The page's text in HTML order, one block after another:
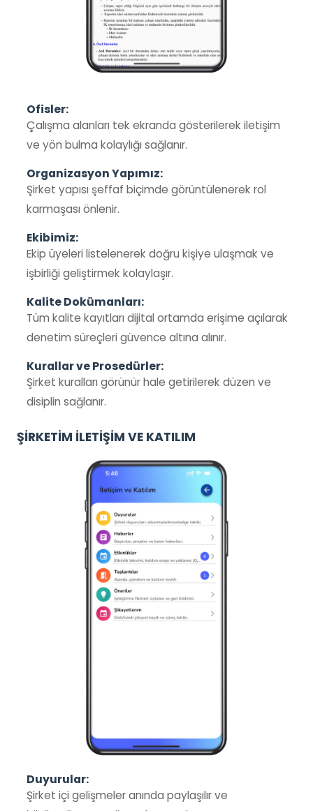
Ofisler:
Çalışma alanları tek ekranda gösterilerek iletişim
ve yön bulma kolaylığı sağlanır.
Organizasyon Yapımız:
Şirket yapısı şeffaf biçimde görüntülenerek rol
karmaşası önlenir.
Ekibimiz:
Ekip üyeleri listelenerek doğru kişiye ulaşmak ve
işbirliği geliştirmek kolaylaşır.
Kalite Dokümanları:
Tüm kalite kayıtları dijital ortamda erişime açılarak
denetim süreçleri güvence altına alınır.
Kurallar ve Prosedürler:
Şirket kuralları görünür hale getirilerek düzen ve
disiplin sağlanır.
ŞİRKETİM İLETİŞİM VE KATILIM
Duyurular:
Şirket içi gelişmeler anında paylaşılır ve